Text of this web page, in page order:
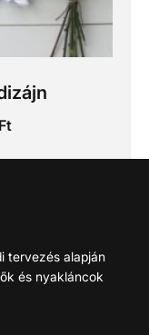
Ft
tervezés alapján
és nyakláncok